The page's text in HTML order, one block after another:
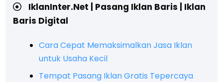
IklanInter.Net | Pasang Iklan Baris | Iklan
Baris Digital
Cara Cepat Memaksimalkan Jasa Iklan
untuk Usaha Kecil
Tempat Pasang Iklan Gratis Tepercaya